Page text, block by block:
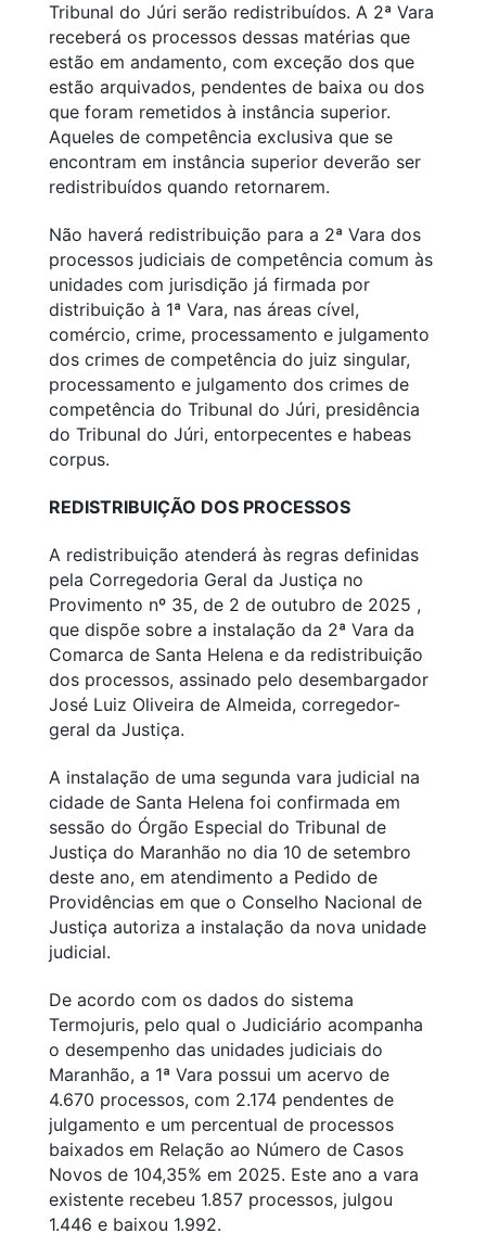
Tribunal do Júri serão redistribuídos. A 2ª Vara
receberá os processos dessas matérias que
estão em andamento, com exceção dos que
estão arquivados, pendentes de baixa ou dos
que foram remetidos à instância superior.
Aqueles de competência exclusiva que se
encontram em instância superior deverão ser
redistribuídos quando retornarem.
Não haverá redistribuição para a 2ª Vara dos
processos judiciais de competência comum às
unidades com jurisdição já firmada por
distribuição à 1ª Vara, nas áreas cível,
comércio, crime, processamento e julgamento
dos crimes de competência do juiz singular,
processamento e julgamento dos crimes de
competência do Tribunal do Júri, presidência
do Tribunal do Júri, entorpecentes e habeas
corpus.
REDISTRIBUIÇÃO DOS PROCESSOS
A redistribuição atenderá às regras definidas
pela Corregedoria Geral da Justiça no
Provimento nº 35, de 2 de outubro de 2025 ,
que dispõe sobre a instalação da 2ª Vara da
Comarca de Santa Helena e da redistribuição
dos processos, assinado pelo desembargador
José Luiz Oliveira de Almeida, corregedor-
geral da Justiça.
A instalação de uma segunda vara judicial na
cidade de Santa Helena foi confirmada em
sessão do Órgão Especial do Tribunal de
Justiça do Maranhão no dia 10 de setembro
deste ano, em atendimento a Pedido de
Providências em que o Conselho Nacional de
Justiça autoriza a instalação da nova unidade
judicial.
De acordo com os dados do sistema
Termojuris, pelo qual o Judiciário acompanha
o desempenho das unidades judiciais do
Maranhão, a 1ª Vara possui um acervo de
4.670 processos, com 2.174 pendentes de
julgamento e um percentual de processos
baixados em Relação ao Número de Casos
Novos de 104,35% em 2025. Este ano a vara
existente recebeu 1.857 processos, julgou
1.446 e baixou 1.992.